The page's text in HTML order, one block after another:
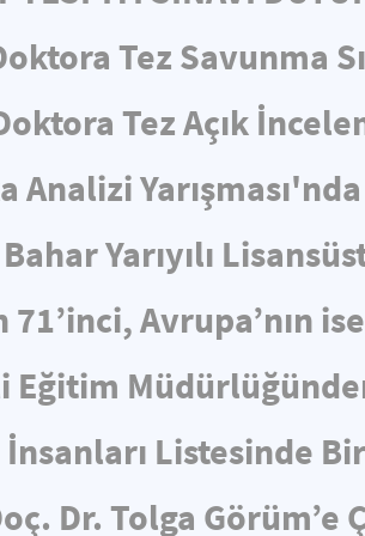
Tez Savunma
Tez Açık
Yarıyılı
Avrupa’nın
Eğitim
Listesinde
Dr. Tolga Görüm’e